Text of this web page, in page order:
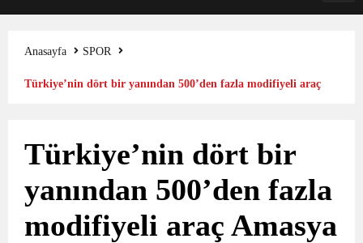
Anasayfa
SPOR
Türkiye’nin dört bir yanından 500’den fazla modifiyeli araç
Türkiye’nin dört bir
yanından 500’den fazla
modifiyeli araç Amasya